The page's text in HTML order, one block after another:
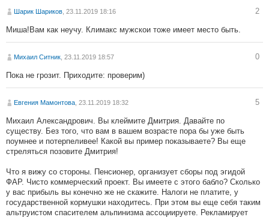
Шарик Шариков , 23.11.2019 18:16 2
Миша!Вам как неучу. Климакс мужскои тoже имеет место быть.
Михаил Ситник , 23.11.2019 18:57 0
Пока не грозит. Приходите: проверим)
Eвгения Мамонтова , 23.11.2019 18:32 5
Михаил Александрович. Вы клеймите Дмитрия. Давайте по
существу. Без того, что вам в вашем возрасте пора бы уже быть
поумнее и потерпеливее! Какой вы пример показываете? Вы еще
стреляться позовите Дмитрия!
Что я вижу со стороны. Пенсионер, организует сборы под эгидой
ФАР. Чисто коммерческий проект. Вы имеете с этого бабло? Сколько
у вас прибыль вы конечно же не скажите. Налоги не платите, у
государственной кормушки находитесь. При этом вы еще себя таким
альтруистом спасителем альпинизма ассоциируете. Рекламирует